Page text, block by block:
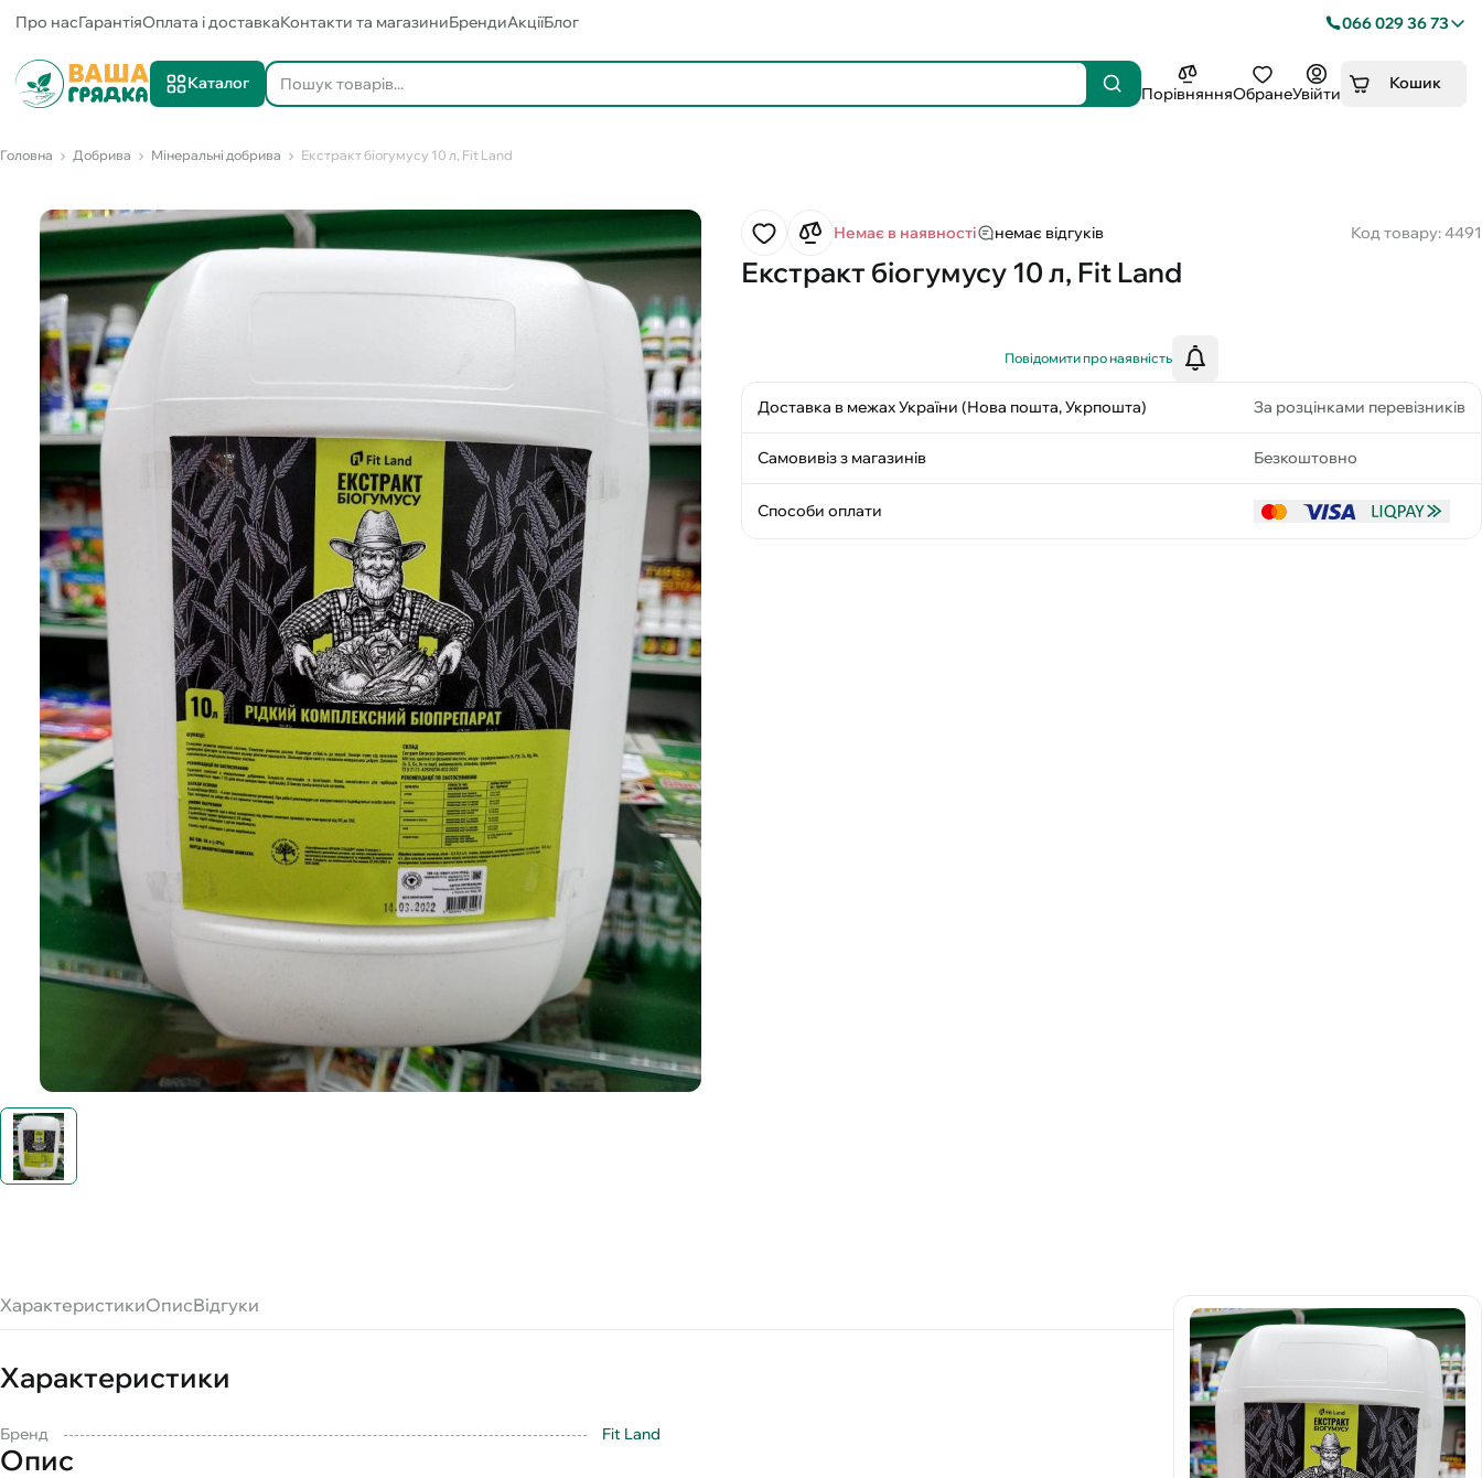
Про насГарантіяОплата і доставкаКонтакти та магазиниБрендиАкціїБлог 066 029 36 73
Каталог
ПорівнянняОбранеУвійти
Кошик
Головна Добрива Мінеральні добрива Екстракт біогумусу 10 л, Fit Land
Немає в наявності немає відгуків Код товару: 4491
Екстракт біогумусу 10 л, Fit Land
Повідомити про наявність
Доставка в межах України (Нова пошта, Укрпошта) За розцінками перевізників
Самовивіз з магазинів Безкоштовно
Способи оплати
ХарактеристикиОписВідгуки
Характеристики
Бренд Fit Land
Опис